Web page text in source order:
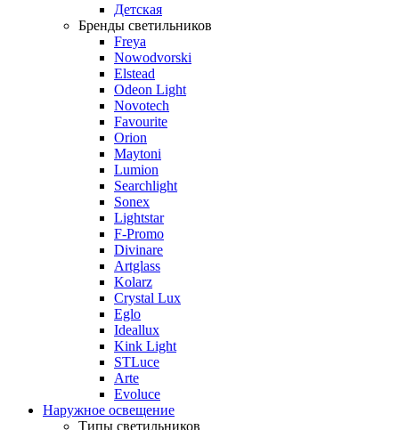
Детская
Бренды светильников
Freya
Nowodvorski
Elstead
Odeon Light
Novotech
Favourite
Orion
Maytoni
Lumion
Searchlight
Sonex
Lightstar
F-Promo
Divinare
Artglass
Kolarz
Crystal Lux
Eglo
Ideallux
Kink Light
STLuce
Arte
Evoluce
Наружное освещение
Типы светильников